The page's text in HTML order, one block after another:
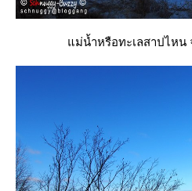
ม่น้ำหรือทะเลสาปไหน